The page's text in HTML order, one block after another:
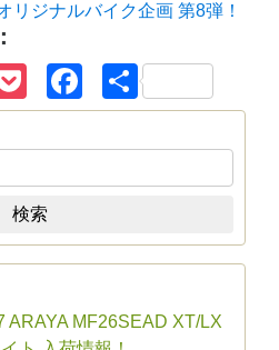
リジナルバイク企画 第8弾！
PocketFacebook
共
有
検索
ARAYA MF26SEAD XT/LX